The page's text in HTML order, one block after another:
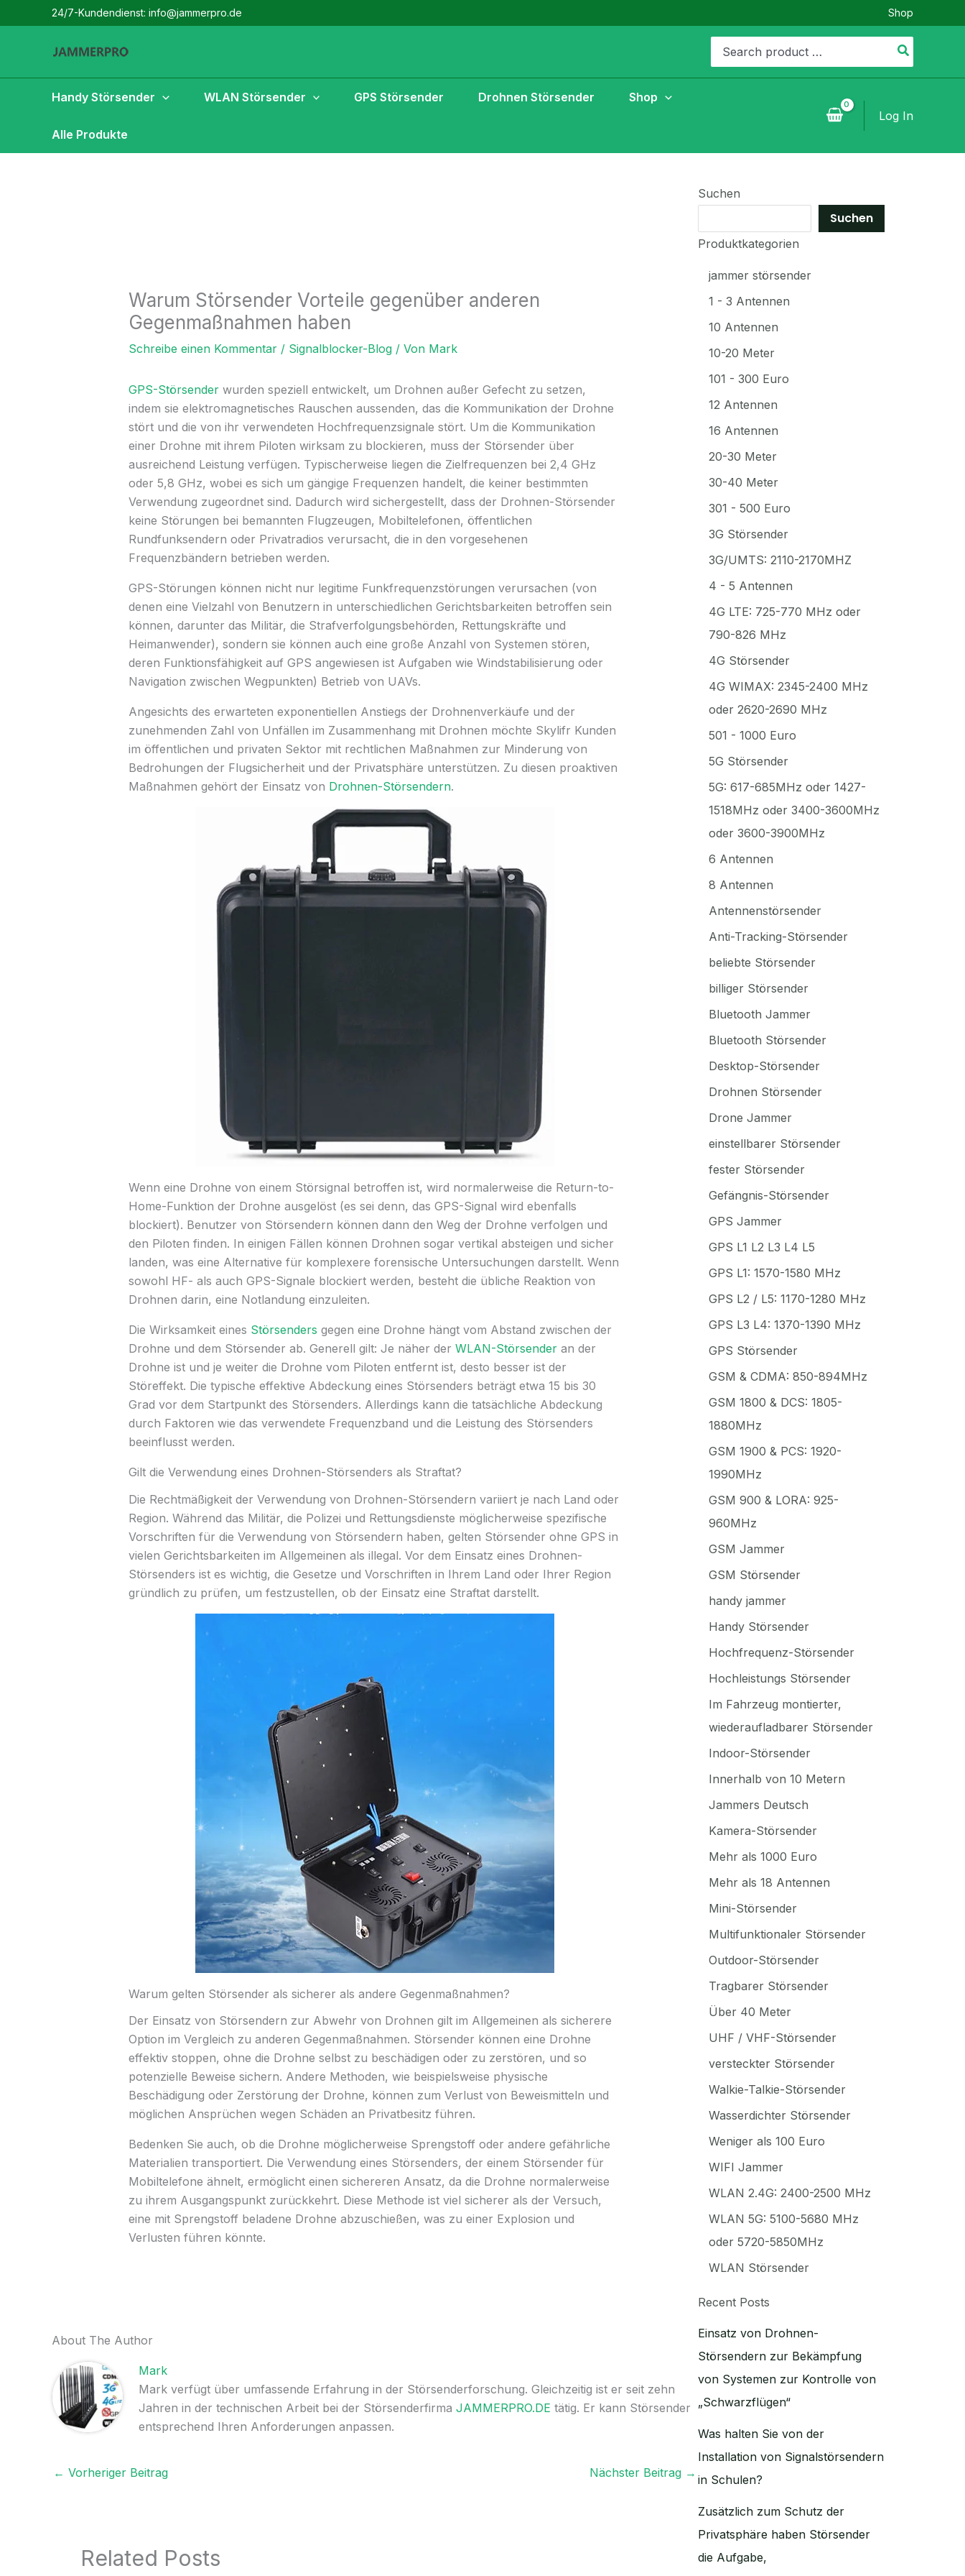
Inhalt
24/7-Kundendienst: info@jammerpro.de Shop
for:
Handy Störsender WLAN Störsender GPS Störsender Drohnen Störsender Shop
Alle Produkte
Log In
Warum Störsender Vorteile gegenüber anderen
Gegenmaßnahmen haben
Schreibe einen Kommentar / Signalblocker-Blog/ Von Mark
GPS-Störsenderwurden speziell entwickelt, um Drohnen außer Gefecht zu setzen,
indem sie elektromagnetisches Rauschen aussenden, das die Kommunikation der Drohne
stört und die von ihr verwendeten Hochfrequenzsignale stört. Um die Kommunikation
einer Drohne mit ihrem Piloten wirksam zu blockieren, muss der Störsender über
ausreichend Leistung verfügen. Typischerweise liegen die Zielfrequenzen bei 2,4 GHz
oder 5,8 GHz, wobei es sich um gängige Frequenzen handelt, die keiner bestimmten
Verwendung zugeordnet sind. Dadurch wird sichergestellt, dass der Drohnen-Störsender
keine Störungen bei bemannten Flugzeugen, Mobiltelefonen, öffentlichen
Rundfunksendern oder Privatradios verursacht, die in den vorgesehenen
Frequenzbändern betrieben werden.
GPS-Störungen können nicht nur legitime Funkfrequenzstörungen verursachen (von
denen eine Vielzahl von Benutzern in unterschiedlichen Gerichtsbarkeiten betroffen sein
können, darunter das Militär, die Strafverfolgungsbehörden, Rettungskräfte und
Heimanwender), sondern sie können auch eine große Anzahl von Systemen stören,
deren Funktionsfähigkeit auf GPS angewiesen ist Aufgaben wie Windstabilisierung oder
Navigation zwischen Wegpunkten) Betrieb von UAVs.
Angesichts des erwarteten exponentiellen Anstiegs der Drohnenverkäufe und der
zunehmenden Zahl von Unfällen im Zusammenhang mit Drohnen möchte Skylifr Kunden
im öffentlichen und privaten Sektor mit rechtlichen Maßnahmen zur Minderung von
Bedrohungen der Flugsicherheit und der Privatsphäre unterstützen. Zu diesen proaktiven
Maßnahmen gehört der Einsatz von Drohnen-Störsendern.
Wenn eine Drohne von einem Störsignal betroffen ist, wird normalerweise die Return-to-
Home-Funktion der Drohne ausgelöst (es sei denn, das GPS-Signal wird ebenfalls
blockiert). Benutzer von Störsendern können dann den Weg der Drohne verfolgen und
den Piloten finden. In einigen Fällen können Drohnen sogar vertikal absteigen und sicher
landen, was eine Alternative für komplexere forensische Untersuchungen darstellt. Wenn
sowohl HF- als auch GPS-Signale blockiert werden, besteht die übliche Reaktion von
Drohnen darin, eine Notlandung einzuleiten.
Die Wirksamkeit eines Störsenders gegen eine Drohne hängt vom Abstand zwischen der
Drohne und dem Störsender ab. Generell gilt: Je näher der WLAN-Störsenderan der
Drohne ist und je weiter die Drohne vom Piloten entfernt ist, desto besser ist der
Störeffekt. Die typische effektive Abdeckung eines Störsenders beträgt etwa 15 bis 30
Grad vor dem Startpunkt des Störsenders. Allerdings kann die tatsächliche Abdeckung
durch Faktoren wie das verwendete Frequenzband und die Leistung des Störsenders
beeinflusst werden.
Gilt die Verwendung eines Drohnen-Störsenders als Straftat?
Die Rechtmäßigkeit der Verwendung von Drohnen-Störsendern variiert je nach Land oder
Region. Während das Militär, die Polizei und Rettungsdienste möglicherweise spezifische
Vorschriften für die Verwendung von Störsendern haben, gelten Störsender ohne GPS in
vielen Gerichtsbarkeiten im Allgemeinen als illegal. Vor dem Einsatz eines Drohnen-
Störsenders ist es wichtig, die Gesetze und Vorschriften in Ihrem Land oder Ihrer Region
gründlich zu prüfen, um festzustellen, ob der Einsatz eine Straftat darstellt.
Warum gelten Störsender als sicherer als andere Gegenmaßnahmen?
Der Einsatz von Störsendern zur Abwehr von Drohnen gilt im Allgemeinen als sicherere
Option im Vergleich zu anderen Gegenmaßnahmen. Störsender können eine Drohne
effektiv stoppen, ohne die Drohne selbst zu beschädigen oder zu zerstören, und so
potenzielle Beweise sichern. Andere Methoden, wie beispielsweise physische
Beschädigung oder Zerstörung der Drohne, können zum Verlust von Beweismitteln und
möglichen Ansprüchen wegen Schäden an Privatbesitz führen.
Bedenken Sie auch, ob die Drohne möglicherweise Sprengstoff oder andere gefährliche
Materialien transportiert. Die Verwendung eines Störsenders, der einem Störsender für
Mobiltelefone ähnelt, ermöglicht einen sichereren Ansatz, da die Drohne normalerweise
zu ihrem Ausgangspunkt zurückkehrt. Diese Methode ist viel sicherer als der Versuch,
eine mit Sprengstoff beladene Drohne abzuschießen, was zu einer Explosion und
Verlusten führen könnte.
About The Author
Mark
Mark verfügt über umfassende Erfahrung in der Störsenderforschung. Gleichzeitig ist er seit zehn
Jahren in der technischen Arbeit bei der StörsenderfirmaJAMMERPRO.DE tätig. Er kann Störsender
entsprechend Ihren Anforderungen anpassen.
← Vorheriger Beitrag Nächster Beitrag →
Related Posts
Suchen
Suchen
Produktkategorien
jammer störsender
1 - 3 Antennen
10 Antennen
10-20 Meter
101 - 300 Euro
12 Antennen
16 Antennen
20-30 Meter
30-40 Meter
301 - 500 Euro
3G Störsender
3G/UMTS: 2110-2170MHZ
4 - 5 Antennen
4G LTE: 725-770 MHz oder
790-826 MHz
4G Störsender
4G WIMAX: 2345-2400 MHz
oder 2620-2690 MHz
501 - 1000 Euro
5G Störsender
5G: 617-685MHz oder 1427-
1518MHz oder 3400-3600MHz
oder 3600-3900MHz
6 Antennen
8 Antennen
Antennenstörsender
Anti-Tracking-Störsender
beliebte Störsender
billiger Störsender
Bluetooth Jammer
Bluetooth Störsender
Desktop-Störsender
Drohnen Störsender
Drone Jammer
einstellbarer Störsender
fester Störsender
Gefängnis-Störsender
GPS Jammer
GPS L1 L2 L3 L4 L5
GPS L1: 1570-1580 MHz
GPS L2 / L5: 1170-1280 MHz
GPS L3 L4: 1370-1390 MHz
GPS Störsender
GSM & CDMA: 850-894MHz
GSM 1800 & DCS: 1805-
1880MHz
GSM 1900 & PCS: 1920-
1990MHz
GSM 900 & LORA: 925-
960MHz
GSM Jammer
GSM Störsender
handy jammer
Handy Störsender
Hochfrequenz-Störsender
Hochleistungs Störsender
Im Fahrzeug montierter,
wiederaufladbarer Störsender
Indoor-Störsender
Innerhalb von 10 Metern
Jammers Deutsch
Kamera-Störsender
Mehr als 1000 Euro
Mehr als 18 Antennen
Mini-Störsender
Multifunktionaler Störsender
Outdoor-Störsender
Tragbarer Störsender
Über 40 Meter
UHF / VHF-Störsender
versteckter Störsender
Walkie-Talkie-Störsender
Wasserdichter Störsender
Weniger als 100 Euro
WIFI Jammer
WLAN 2.4G: 2400-2500 MHz
WLAN 5G: 5100-5680 MHz
oder 5720-5850MHz
WLAN Störsender
Recent Posts
Einsatz von Drohnen-
Störsendern zur Bekämpfung
von Systemen zur Kontrolle von
„Schwarzflügen“
Was halten Sie von der
Installation von Signalstörsendern
in Schulen?
Zusätzlich zum Schutz der
Privatsphäre haben Störsender
die Aufgabe,